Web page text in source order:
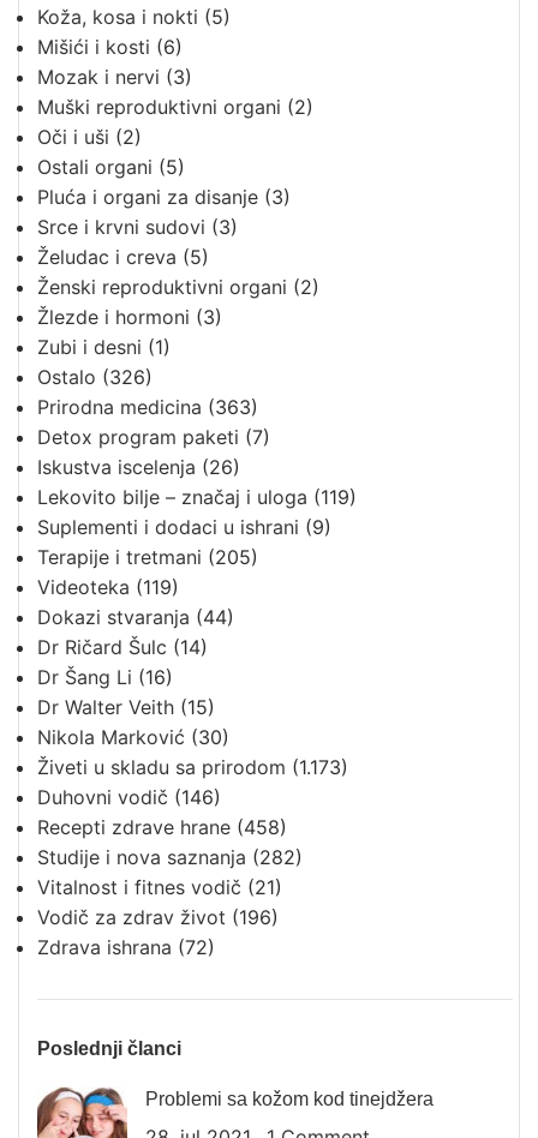
Koža, kosa i nokti (5)
Mišići i kosti (6)
Mozak i nervi (3)
Muški reproduktivni organi (2)
Oči i uši (2)
Ostali organi (5)
Pluća i organi za disanje (3)
Srce i krvni sudovi (3)
Želudac i creva (5)
Ženski reproduktivni organi (2)
Žlezde i hormoni (3)
Zubi i desni (1)
Ostalo (326)
Prirodna medicina (363)
Detox program paketi (7)
Iskustva iscelenja (26)
Lekovito bilje – značaj i uloga (119)
Suplementi i dodaci u ishrani (9)
Terapije i tretmani (205)
Videoteka (119)
Dokazi stvaranja (44)
Dr Ričard Šulc (14)
Dr Šang Li (16)
Dr Walter Veith (15)
Nikola Marković (30)
Živeti u skladu sa prirodom (1.173)
Duhovni vodič (146)
Recepti zdrave hrane (458)
Studije i nova saznanja (282)
Vitalnost i fitnes vodič (21)
Vodič za zdrav život (196)
Zdrava ishrana (72)
Poslednji članci
Problemi sa kožom kod tinejdžera